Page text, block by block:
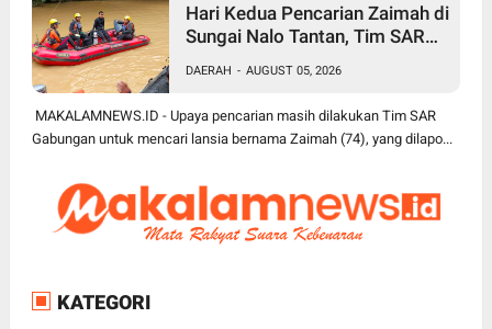
Hari Kedua Pencarian Zaimah di
Sungai Nalo Tantan, Tim SAR
Pencarian
DAERAH - AUGUST 05, 2026
MAKALAMNEWS.ID - Upaya pencarian masih dilakukan Tim SAR
Gabungan untuk mencari lansia bernama Zaimah (74), yang dilapo...
KATEGORI